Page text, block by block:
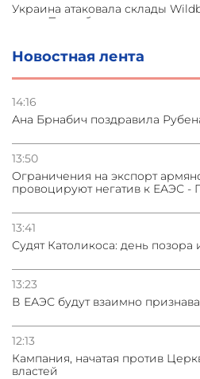
Новостная лента
14:16
Ана Брнабич поздравила
13:50
Oграничения на экспорт
провоцируют негатив к ЕАЭС -
13:41
Судят Католикоса: день позора
13:23
В ЕАЭС будут взаимно
12:13
Кампания, начатая против
властей
Украина атаковала склады
и под Петербургом
03.08.2026
Стратегия безопасности ОДКБ
Азербайджане
Сотрудничество и очереди –
погрануправления СНБ